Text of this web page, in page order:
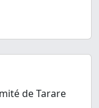
de Tarare